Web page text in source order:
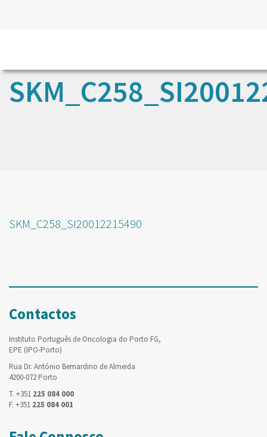
SKM_C258_SI20012215490
Contactos
Instituto Português de Oncologia do Porto FG,
EPE (IPO-Porto)
Rua Dr. António Bernardino de Almeida
4200-072 Porto
T. +351 225 084 000
F. +351 225 084 001